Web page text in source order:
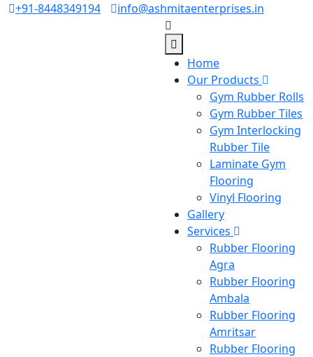
+91-8448349194 info@ashmitaenterprises.in
Home
Our Products
Gym Rubber Rolls
Gym Rubber Tiles
Gym Interlocking
Rubber Tile
Laminate Gym
Flooring
Vinyl Flooring
Gallery
Services
Rubber Flooring
Agra
Rubber Flooring
Ambala
Rubber Flooring
Amritsar
Rubber Flooring